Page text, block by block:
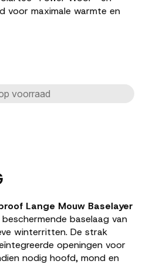
voor maximale warmte en
voorraad
Lange Mouw Baselayer
baselaag van
winterritten. De strak
openingen voor
nodig hoofd, mond en